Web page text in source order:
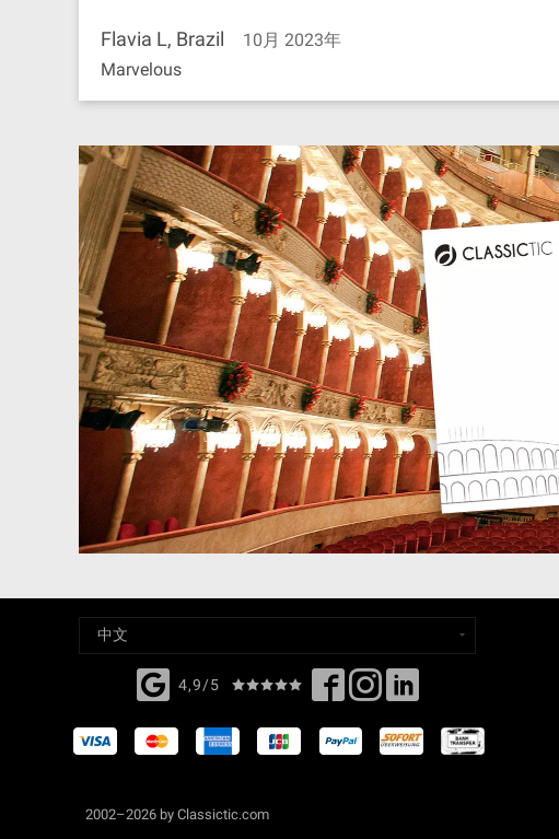
Flavia L, Brazil
10月 2023年
Marvelous
4,9/5
2002–2026 by Classictic.com